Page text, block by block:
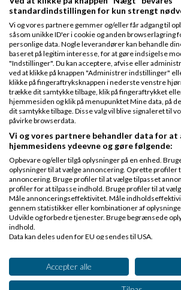
Ønsker at starte datingside op
Nyeste indlægafRene1985,den
17:56
Klar lønnen med Danløn
Lav løn på et øjeblik–nemt, sikkert
www.danlon.dk/
standardindstillingen for kun strengt
Vi og vores partnere gemmer og/eller får adgang til
såsom unikke ID'er i cookie og anden browserlagring
personlige data. Nogle leverandører kan behandle
baseret på legitim interesse, for at gøre indsigelse
"Indstillinger". Du kan acceptere, afvise eller
ved at klikke på knappen "Administrer indstillinger"
klikke på fingeraftryksknappen i nederste venstre
trække dit samtykke tilbage, klik på fingeraftrykket
hjemmesiden og klik på menupunktet Mine data, på
dit samtykke tilbage. Disse valg vil blive signaleret til
påvirke browserdata.
Vi og vores partnere behandler data for at
hjemmesidens ydeevne og gøre følgende:
Opbevare og/eller tilgå oplysninger på en enhed.
oplysninger til at vælge annoncering. Oprette profiler
annoncering. Bruge profiler til at vælge tilpasset
profiler for at tilpasse indhold. Bruge profiler til at
Måle annonceringseffektivitet. Måle
gennem statistikker eller kombinationer af
Udvikle og forbedre tjenester. Bruge begrænsede
indhold.
Data kan deles uden for EU og sendes til USA.
Se partnerliste (2 IAB-leverandører)
Vi bruger dine data til følgende formål:
Accepter alle